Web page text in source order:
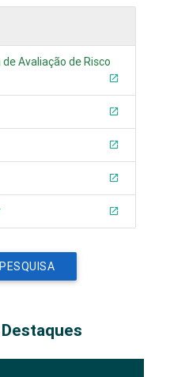
Avaliação de Risco
Destaques